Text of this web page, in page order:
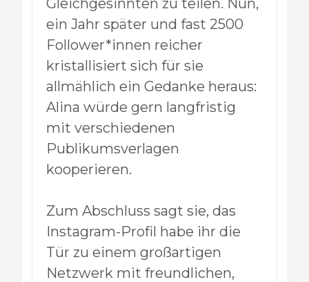
Gleichgesinnten zu teilen. Nun,
ein Jahr später und fast 2500
Follower*innen reicher
kristallisiert sich für sie
allmählich ein Gedanke heraus:
Alina würde gern langfristig
mit verschiedenen
Publikumsverlagen
kooperieren.
Zum Abschluss sagt sie, das
Instagram-Profil habe ihr die
Tür zu einem großartigen
Netzwerk mit freundlichen,